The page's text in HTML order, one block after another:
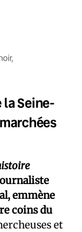
Seine-
emmène
coins du
et